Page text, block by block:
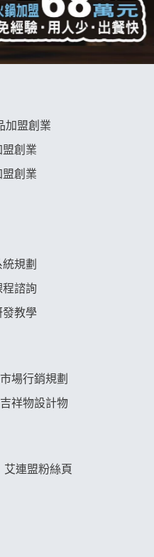
會
加盟創業
創業
創業
規劃
諮詢
教學
市場行銷規劃
吉祥物設計物
艾連盟粉絲頁